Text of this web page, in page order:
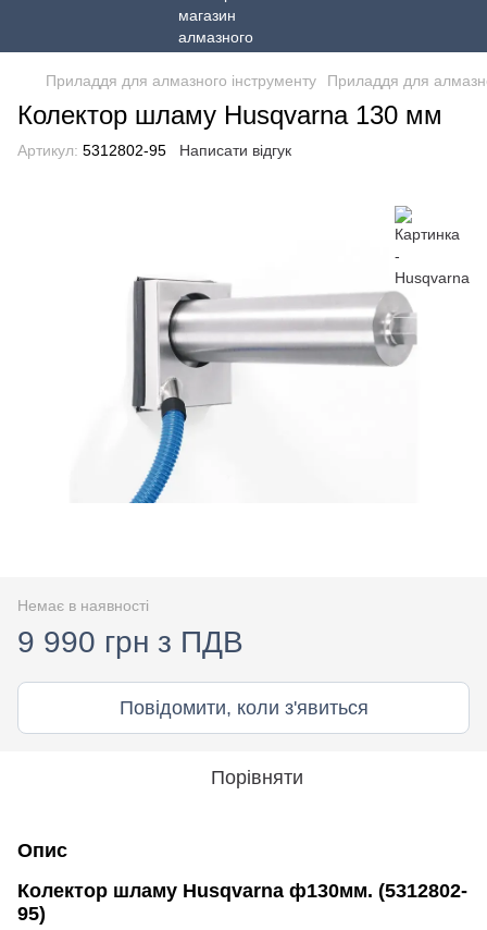
Приладдя для алмазного інструменту Приладдя для
Колектор шламу Husqvarna 130 мм
Артикул: 5312802-95 Написати відгук
Немає в наявності
9 990 грн з ПДВ
Повідомити, коли з'явиться
Порівняти
Опис
Колектор шламу Husqvarna ф130мм. (5312802-
95)